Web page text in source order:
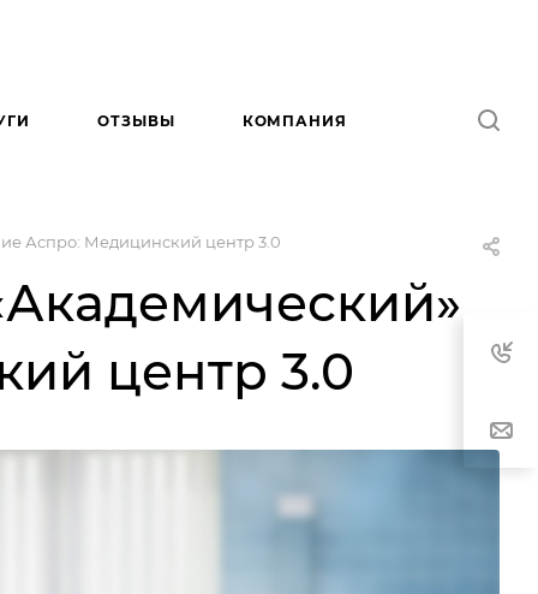
ОТЗЫВЫ КОМПАНИЯ
Аспро: Медицинский центр 3.0
центр 3.0